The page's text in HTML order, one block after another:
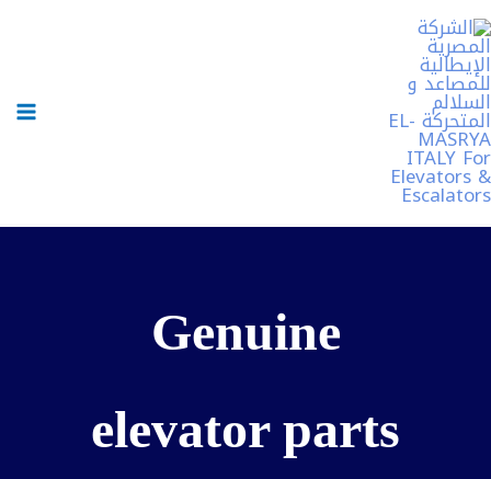
تخطي
إلى
المحتوى
Genuine
elevator parts